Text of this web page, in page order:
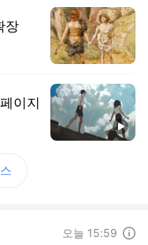
장
이지
오늘 15:59